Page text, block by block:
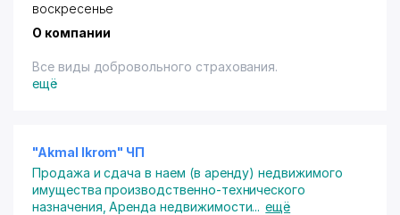
воскресенье
О компании
Все виды добровольного страхования.
ещё
"Akmal Ikrom" ЧП
Продажа и сдача в наем (в аренду) недвижимого
имущества производственно-технического
назначения ,Аренда недвижимости... ещё